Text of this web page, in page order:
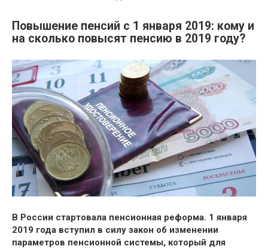
Повышение пенсий с 1 января 2019: кому и
на сколько повысят пенсию в 2019 году?
В России стартовала пенсионная реформа. 1 января
2019 года вступил в силу закон об изменении
параметров пенсионной системы, который для